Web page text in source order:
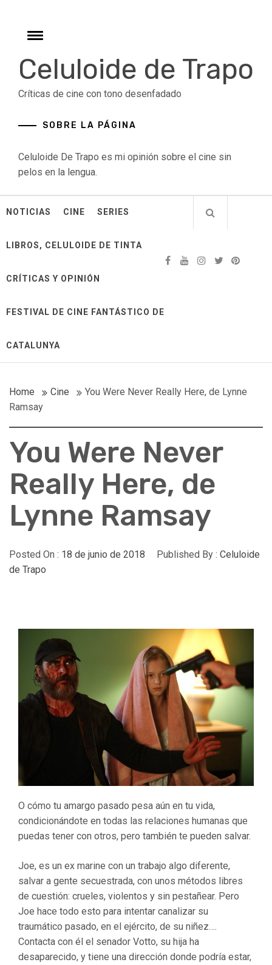
contentToggle
Celuloide de Trapo
Críticas de cine con tono desenfadado
SOBRE LA PÁGINA
Celuloide De Trapo es mi opinión sobre el cine sin
pelos en la lengua.
NOTICIAS CINE SERIES
LIBROS, CELULOIDE DE TINTA
CRÍTICAS Y OPINIÓN
FESTIVAL DE CINE FANTÁSTICO DE
CATALUNYA
Home Cine
You Were Never Really Here, de Lynne
Ramsay
You Were Never
Really Here, de
Lynne Ramsay
Posted On : 18 de junio de 2018 Published By : Celuloide
de Trapo
O cómo tu amargo pasado pesa aún en tu vida,
condicionándote en todas las relaciones humanas que
puedas tener con otros, pero también te pueden salvar.
Joe, es un ex marine con un trabajo algo diferente,
salvar a gente secuestrada, con unos métodos libres
de cuestión: crueles, violentos y sin pestañear. Pero
Joe hace todo esto para intentar canalizar su
traumático pasado, en el ejército, de su niñez….
Contacta con él el senador Votto, su hija ha
desaparecido, y tiene una dirección donde podría estar,